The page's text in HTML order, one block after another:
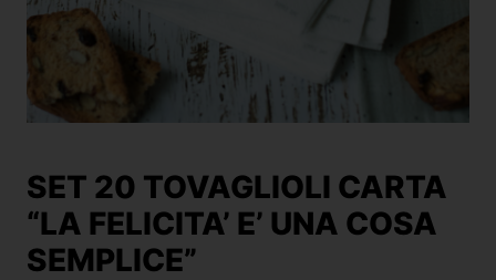
SET 20 TOVAGLIOLI CARTA
“LA FELICITA’ E’ UNA COSA
SEMPLICE”